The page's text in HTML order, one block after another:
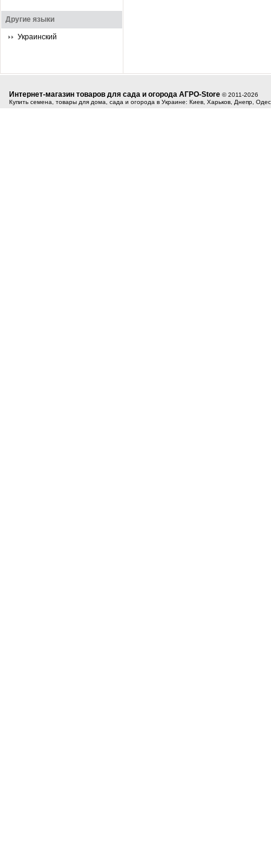
Другие языки
Украинский
Интернет-магазин товаров для сада и огорода АГРО-Store © 2011-2026
Купить семена, товары для дома, сада и огорода в Украине: Киев, Харьков, Днепр,